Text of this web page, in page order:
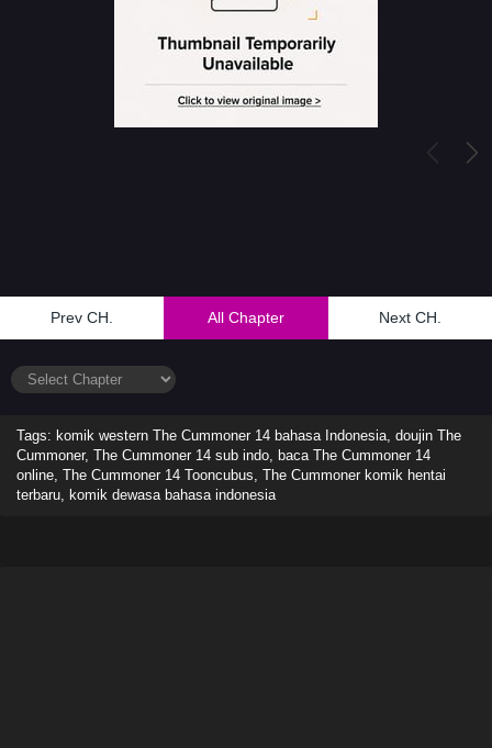
Prev CH. All Chapter Next CH.
Tags: komik western The Cummoner 14 bahasa Indonesia, doujin The
Cummoner, The Cummoner 14 sub indo, baca The Cummoner 14
online, The Cummoner 14 Tooncubus, The Cummoner komik hentai
terbaru, komik dewasa bahasa indonesia